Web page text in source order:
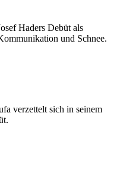
Haders Debüt als
und Schnee.
verzettelt sich in seinem